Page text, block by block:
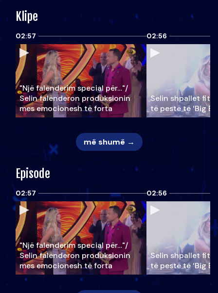
Klipe
02:57
"Një falenderim special për…"/
Selin falënderon produksionin
mes emocionesh të forta
02:56
Selin shpallet
të pestë të ‘Big
më shumë →
Episode
02:57
"Një falenderim special për…"/
Selin falënderon produksionin
mes emocionesh të forta
02:56
Selin shpallet
të pestë të ‘Big